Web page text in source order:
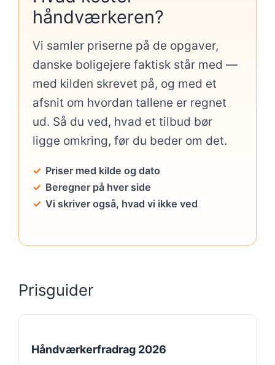
håndværkeren?
Vi samler priserne på de opgaver,
danske boligejere faktisk står med —
med kilden skrevet på, og med et
afsnit om hvordan tallene er regnet
ud. Så du ved, hvad et tilbud bør
ligge omkring, før du beder om det.
Priser med kilde og dato
Beregner på hver side
Vi skriver også, hvad vi ikke ved
Prisguider
Håndværkerfradrag 2026